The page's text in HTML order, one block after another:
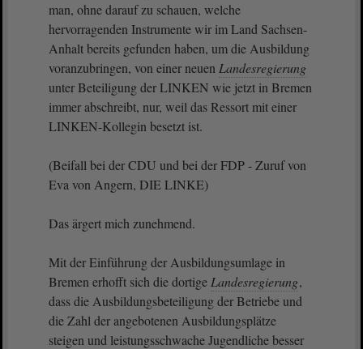
man, ohne darauf zu schauen, welche
hervorragenden Instrumente wir im Land Sachsen-
Anhalt bereits gefunden haben, um die Ausbildung
voranzubringen, von einer neuen Landesregierung
unter Beteiligung der LINKEN wie jetzt in Bremen
immer abschreibt, nur, weil das Ressort mit einer
LINKEN-Kollegin besetzt ist.
(Beifall bei der CDU und bei der FDP - Zuruf von
Eva von Angern, DIE LINKE)
Das ärgert mich zunehmend.
Mit der Einführung der Ausbildungsumlage in
Bremen erhofft sich die dortige Landesregierung,
dass die Ausbildungsbeteiligung der Betriebe und
die Zahl der angebotenen Ausbildungsplätze
steigen und leistungsschwache Jugendliche besser